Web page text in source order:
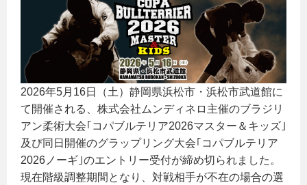
2026年5月16日（土）静岡県浜松市・浜松市武道館に
て開催される、株式会社ムンディネロ主催のブラジリ
アン柔術大会｢コパブルテリア2026マスター＆キッズ｣
及び同日開催のグラップリング大会｢コパブルテリア
2026ノーギ｣のエントリー受付が締め切られました。
現在階級調整期間となり、対戦相手が不在の場合の選